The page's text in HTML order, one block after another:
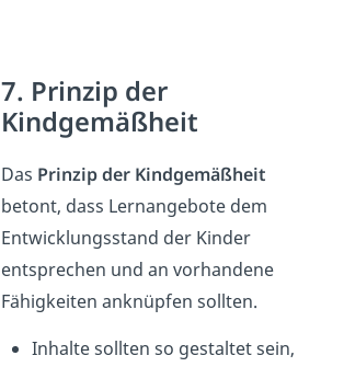
7. Prinzip der
Kindgemäßheit
Das Prinzip der Kindgemäßheit
betont, dass Lernangebote dem
Entwicklungsstand der Kinder
entsprechen und an vorhandene
Fähigkeiten anknüpfen sollten.
Inhalte sollten so gestaltet sein,